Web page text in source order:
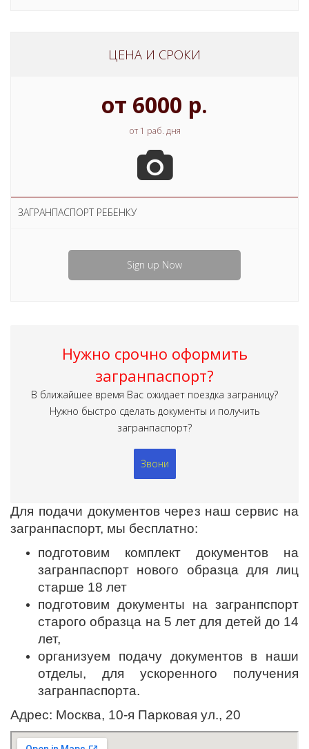
ЦЕНА И СРОКИ
от 6000 р.
от 1 раб. дня
ЗАГРАНПАСПОРТ РЕБЕНКУ
Sign up Now
Нужно срочно оформить
загранпаспорт?
В ближайшее время Вас ожидает поездка заграницу?
Нужно быстро сделать документы и получить
загранпаспорт?
Звони
Для подачи документов через наш сервис на
загранпаспорт, мы бесплатно:
подготовим комплект документов на
загранпаспорт нового образца для лиц
старше 18 лет
подготовим документы на загранпспорт
старого образца на 5 лет для детей до 14
лет,
организуем подачу документов в наши
отделы, для ускоренного получения
загранпаспорта.
Адрес: Москва, 10-я Парковая ул., 20